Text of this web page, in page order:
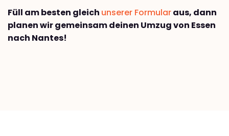
Füll am besten gleich unserer Formularaus, dann
planen wir gemeinsam deinen Umzug von Essen
nach Nantes!